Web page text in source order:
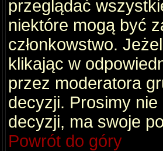
przeglądać
niektóre mogą być
członkowstwo.
klikając w
przez moderatora
decyzji. Prosimy
decyzji, ma swoje
Powrót do góry